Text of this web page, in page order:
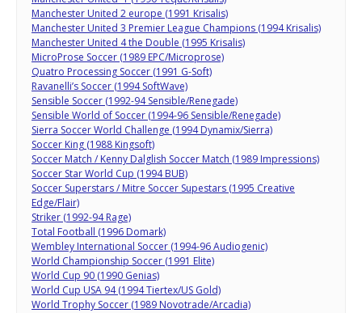
Manchester United 2 europe (1991 Krisalis)
Manchester United 3 Premier League Champions (1994 Krisalis)
Manchester United 4 the Double (1995 Krisalis)
MicroProse Soccer (1989 EPC/Microprose)
Quatro Processing Soccer (1991 G-Soft)
Ravanelli’s Soccer (1994 SoftWave)
Sensible Soccer (1992-94 Sensible/Renegade)
Sensible World of Soccer (1994-96 Sensible/Renegade)
Sierra Soccer World Challenge (1994 Dynamix/Sierra)
Soccer King (1988 Kingsoft)
Soccer Match / Kenny Dalglish Soccer Match (1989 Impressions)
Soccer Star World Cup (1994 BUB)
Soccer Superstars / Mitre Soccer Supestars (1995 Creative
Edge/Flair)
Striker (1992-94 Rage)
Total Football (1996 Domark)
Wembley International Soccer (1994-96 Audiogenic)
World Championship Soccer (1991 Elite)
World Cup 90 (1990 Genias)
World Cup USA 94 (1994 Tiertex/US Gold)
World Trophy Soccer (1989 Novotrade/Arcadia)